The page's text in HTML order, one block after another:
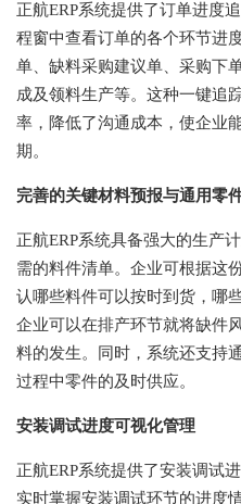
正航ERP系统提供了订单进度
程窗中查看订单的各个环节进
单、缺料采购建议单、采购下
成及领料生产等。这种一键追
率，降低了沟通成本，使企业
期。
完善的关键材料预报与通用零
正航ERP系统具备强大的生产
需的料件清单。企业可根据这
认哪些料件可以按时到货，哪
企业可以在排产环节就将缺件
料的发生。同时，系统还支持
过程中零件的及时供应。
安装调试进度可视化管理
正航ERP系统提供了安装调试
实时掌握安装调试环节的进度